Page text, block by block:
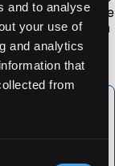
and to analyse
your use of
and analytics
that
from
umfassende
nutzen, um Ihnen